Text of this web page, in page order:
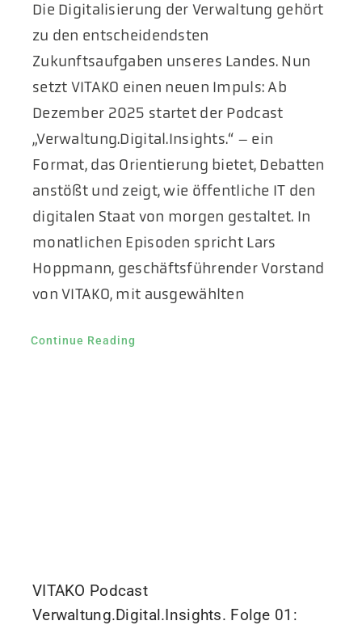
Die Digitalisierung der Verwaltung gehört
zu den entscheidendsten
Zukunftsaufgaben unseres Landes. Nun
setzt VITAKO einen neuen Impuls: Ab
Dezember 2025 startet der Podcast
„Verwaltung.Digital.Insights.“ – ein
Format, das Orientierung bietet, Debatten
anstößt und zeigt, wie öffentliche IT den
digitalen Staat von morgen gestaltet. In
monatlichen Episoden spricht Lars
Hoppmann, geschäftsführender Vorstand
von VITAKO, mit ausgewählten
Continue Reading
VITAKO Podcast
Verwaltung.Digital.Insights. Folge 01: